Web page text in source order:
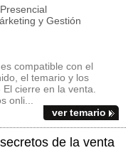
y Gestión
compatible con el
el temario y los
cierre en la venta.
onli...
ver temario
de la venta